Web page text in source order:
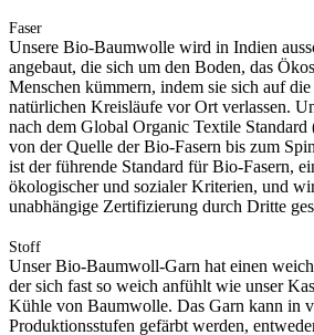
Faser
Unsere Bio-Baumwolle wird in Indien
angebaut, die sich um den Boden, das
Menschen kümmern, indem sie sich auf
natürlichen Kreisläufe vor Ort verlassen.
nach dem Global Organic Textile
von der Quelle der Bio-Fasern bis zum
ist der führende Standard für Bio-Fasern,
ökologischer und sozialer Kriterien, und
unabhängige Zertifizierung durch Dritte
Stoff
Unser Bio-Baumwoll-Garn hat einen
der sich fast so weich anfühlt wie unser
Kühle von Baumwolle. Das Garn kann in
Produktionsstufen gefärbt werden,